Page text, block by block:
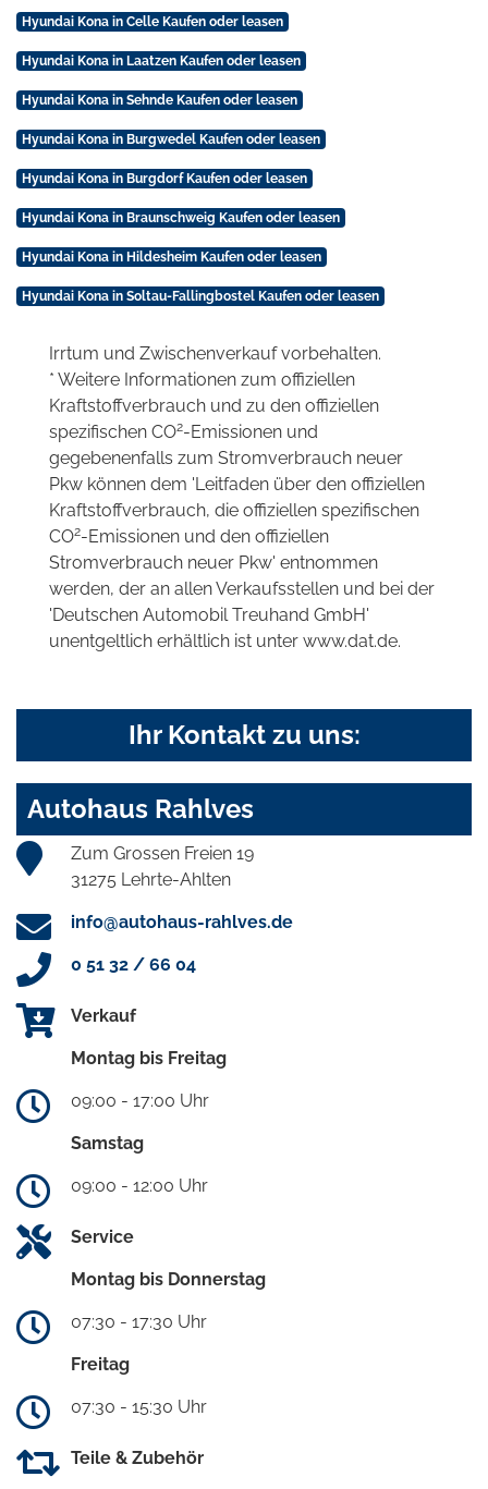
Hyundai Kona in Celle Kaufen oder leasen
Hyundai Kona in Laatzen Kaufen oder leasen
Hyundai Kona in Sehnde Kaufen oder leasen
Hyundai Kona in Burgwedel Kaufen oder leasen
Hyundai Kona in Burgdorf Kaufen oder leasen
Hyundai Kona in Braunschweig Kaufen oder leasen
Hyundai Kona in Hildesheim Kaufen oder leasen
Hyundai Kona in Soltau-Fallingbostel Kaufen oder leasen
Irrtum und Zwischenverkauf vorbehalten.
* Weitere Informationen zum offiziellen
Kraftstoffverbrauch und zu den offiziellen
spezifischen CO2-Emissionen und
gegebenenfalls zum Stromverbrauch neuer
Pkw können dem 'Leitfaden über den offiziellen
Kraftstoffverbrauch, die offiziellen spezifischen
CO2-Emissionen und den offiziellen
Stromverbrauch neuer Pkw' entnommen
werden, der an allen Verkaufsstellen und bei der
'Deutschen Automobil Treuhand GmbH'
unentgeltlich erhältlich ist unter www.dat.de.
Ihr Kontakt zu uns:
Autohaus Rahlves
Zum Grossen Freien 19
31275 Lehrte-Ahlten
info@autohaus-rahlves.de
0 51 32 / 66 04
Verkauf
Montag bis Freitag
09:00 - 17:00 Uhr
Samstag
09:00 - 12:00 Uhr
Service
Montag bis Donnerstag
07:30 - 17:30 Uhr
Freitag
07:30 - 15:30 Uhr
Teile & Zubehör